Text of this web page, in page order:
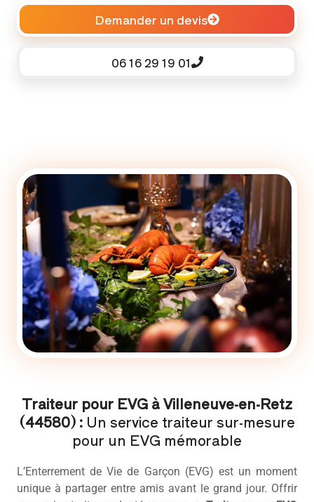
Demander un devis
06 16 29 19 01
Traiteur pour EVG à Villeneuve-en-Retz
(44580) : Un service traiteur sur-mesure
pour un EVG mémorable
L’Enterrement de Vie de Garçon (EVG) est un moment
unique à partager entre amis avant le grand jour. Offrir